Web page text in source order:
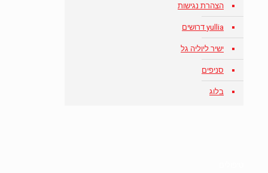
הצהרת נגישות
yullia דרושים
ישיר ליוליה גל
סניפים
בלוג